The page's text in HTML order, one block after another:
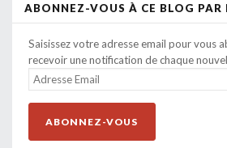
ABONNEZ-VOUS À CE BLOG PAR
Saisissez votre adresse email pour vous
recevoir une notification de chaque
ADRESSE
EMAIL
ABONNEZ-VOUS